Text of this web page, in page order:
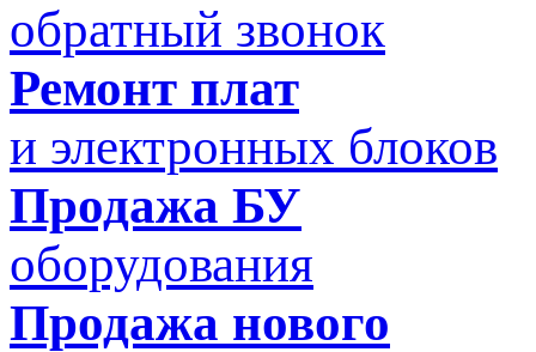
обратный звонок
Ремонт плат
и электронных блоков
Продажа БУ
оборудования
Продажа нового